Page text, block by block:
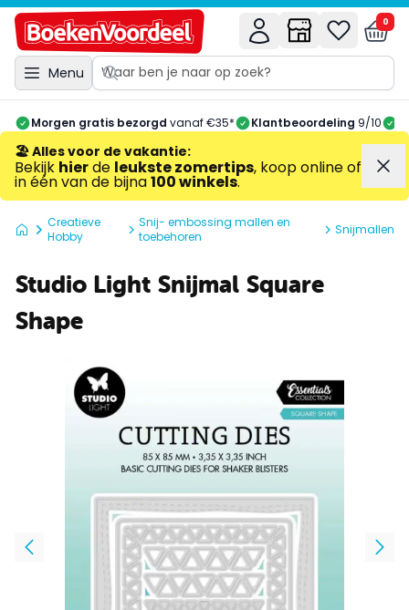
Menu
0
Morgen gratis bezorgd vanaf €35* Klantbeoordeling 9/10
🏖️ Alles voor de vakantie:
Bekijk hierde leukste zomertips, koop online of
in één van de bijna100 winkels.
Creatieve
Hobby
Snij- embossing mallen en
toebehoren
Snijmallen
Studio Light Snijmal Square
Shape